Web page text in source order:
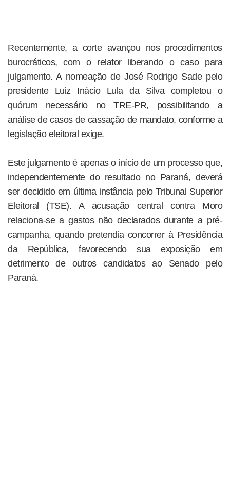
Recentemente, a corte avançou nos procedimentos
burocráticos, com o relator liberando o caso para
julgamento. A nomeação de José Rodrigo Sade pelo
presidente Luiz Inácio Lula da Silva completou o
quórum necessário no TRE-PR, possibilitando a
análise de casos de cassação de mandato, conforme a
legislação eleitoral exige.
Este julgamento é apenas o início de um processo que,
independentemente do resultado no Paraná, deverá
ser decidido em última instância pelo Tribunal Superior
Eleitoral (TSE). A acusação central contra Moro
relaciona-se a gastos não declarados durante a pré-
campanha, quando pretendia concorrer à Presidência
da República, favorecendo sua exposição em
detrimento de outros candidatos ao Senado pelo
Paraná.